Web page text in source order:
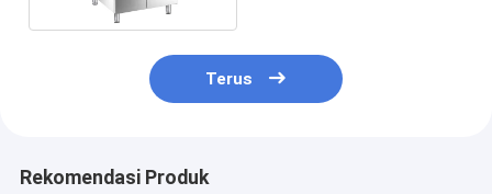
Terus
Rekomendasi Produk